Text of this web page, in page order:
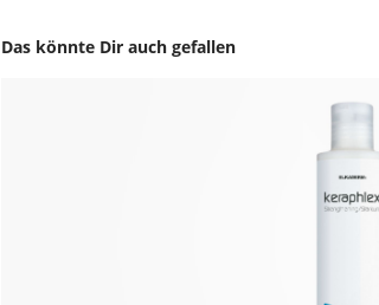
Das könnte Dir auch gefallen